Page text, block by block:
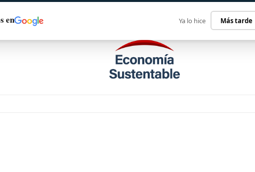
en Ya lo hice Más tarde